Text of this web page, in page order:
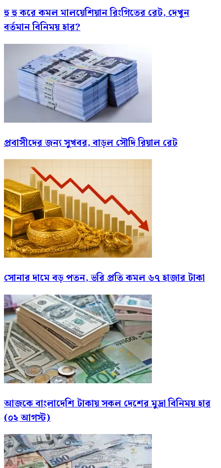
হু হু করে কমল মালয়েশিয়ান রিংগিতের রেট, দেখুন
বর্তমান বিনিময় হার?
প্রবাসীদের জন্য সুখবর, বাড়ল সৌদি রিয়াল রেট
সোনার দামে বড় পতন, ভরি প্রতি কমল ৬৭ হাজার টাকা
আজকে বাংলাদেশি টাকায় সকল দেশের মুদ্রা বিনিময় হার
(০২ আগস্ট)